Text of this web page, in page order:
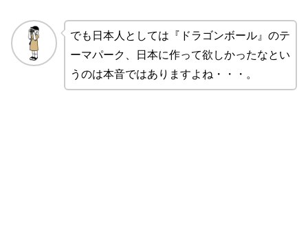
でも日本人としては『ドラゴンボール』のテ
ーマパーク、日本に作って欲しかったなとい
うのは本音ではありますよね・・・。